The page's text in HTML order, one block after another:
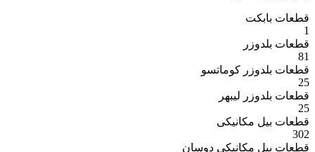
کوماتسو
لیبهر
مکانیکی
مکانیکی دوسان